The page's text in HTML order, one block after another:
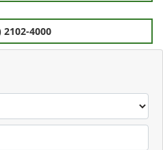
2102-4000